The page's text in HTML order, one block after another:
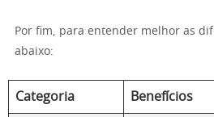
Por fim, para entender melhor as
abaixo:
Categoria Benefícios